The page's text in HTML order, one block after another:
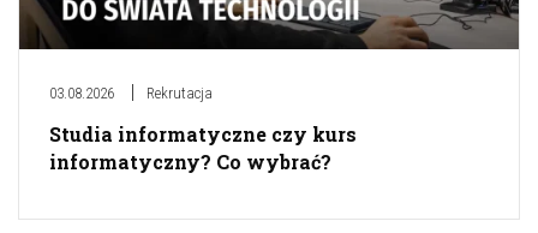
03.08.2026 Rekrutacja
Studia informatyczne czy kurs
informatyczny? Co wybrać?